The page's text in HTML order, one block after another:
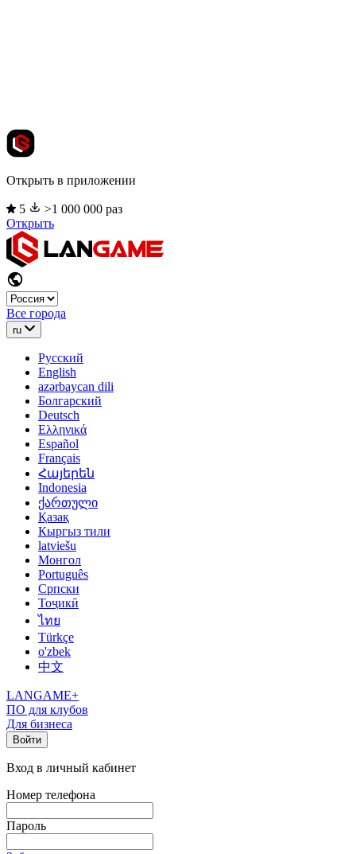
Открыть в приложении
5
>1 000 000 раз
Открыть
Все города
ru
Русский
English
azərbaycan dili
Болгарский
Deutsch
Ελληνικά
Español
Français
Հայերեն
Indonesia
ქართული
Қазақ
Кыргыз тили
latviešu
Монгол
Português
Српски
Тоҷикӣ
ไทย
Türkçe
o'zbek
中文
LANGAME+
ПО для клубов
Для бизнеса
Войти
Вход в личный кабинет
Номер телефона
Пароль